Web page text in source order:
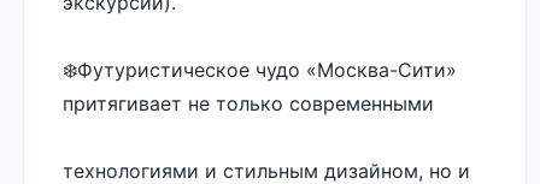
❄️Футуристическое чудо «Москва-Сити»
притягивает не только современными
технологиями и стильным дизайном, но и